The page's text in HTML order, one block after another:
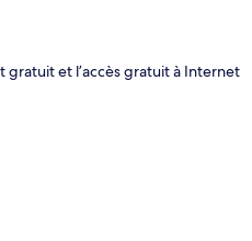
gratuit et l’accès gratuit à Internet